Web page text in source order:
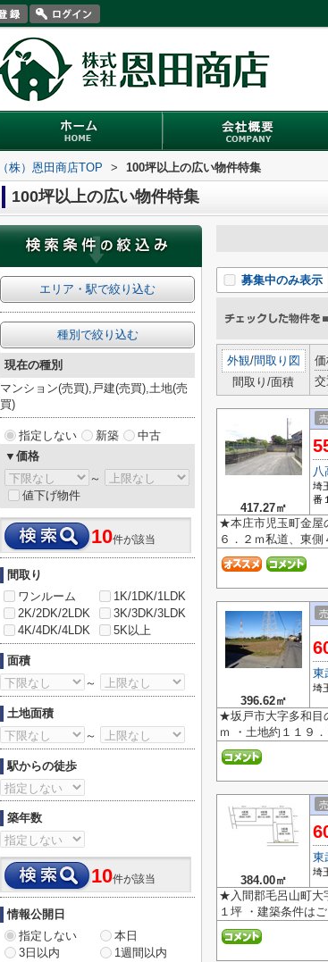
（株）恩田商店TOP > 100坪以上の広い物件特集
100坪以上の広い物件特集
募集中のみ表示
外観/間取り図
間取り/面積
417.27㎡
八
埼
番
★本庄市児玉町金屋
６．２ｍ私道、東
396.62㎡
東
埼
★坂戸市大字多和目
ｍ ・土地約１１９
384.00㎡
東
埼
★入間郡毛呂山町大
１坪 ・建築条件は
エリア・駅で絞り込む
種別で絞り込む
現在の種別
マンション(売買),戸建(売買),土地(売
買)
指定しない 新築
中古
▼価格
～
値下げ物件
10件が該当
間取り
ワンルーム
1K/1DK/1LDK
2K/2DK/2LDK
3K/3DK/3LDK
4K/4DK/4LDK
5K以上
面積
～
土地面積
～
駅からの徒歩
築年数
10件が該当
情報公開日
指定しない
本日
3日以内
1週間以内